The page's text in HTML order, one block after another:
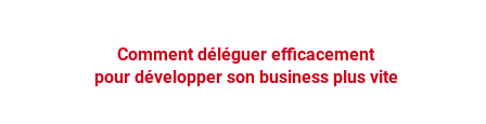
Comment déléguer efficacement
pour développer son business plus vite